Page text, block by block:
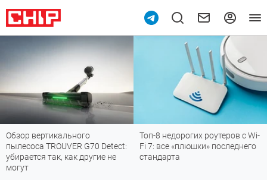
Топ-8 недорогих роутеров с Wi-
Fi 7: все «плюшки» последнего
стандарта
7 мессенджеров, которые
отлично работают в России